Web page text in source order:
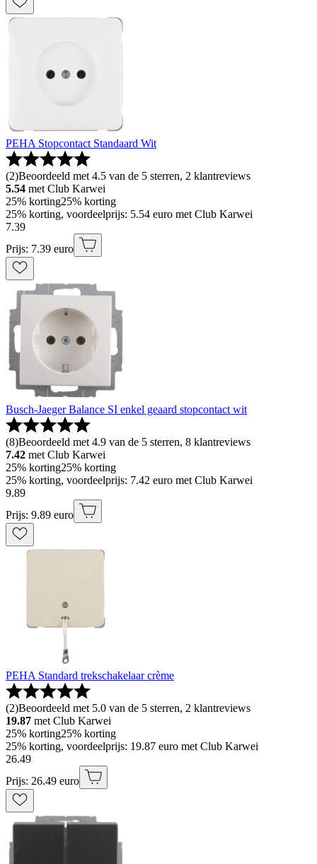
PEHA Stopcontact Standaard Wit
(2)Beoordeeld met 4.5 van de 5 sterren, 2 klantreviews
5.54 met Club Karwei
25% korting25% korting
25% korting, voordeelprijs: 5.54 euro met Club Karwei
7.39
Prijs: 7.39 euro
Busch-Jaeger Balance SI enkel geaard stopcontact wit
(8)Beoordeeld met 4.9 van de 5 sterren, 8 klantreviews
7.42 met Club Karwei
25% korting25% korting
25% korting, voordeelprijs: 7.42 euro met Club Karwei
9.89
Prijs: 9.89 euro
PEHA Standard trekschakelaar crème
(2)Beoordeeld met 5.0 van de 5 sterren, 2 klantreviews
19.87 met Club Karwei
25% korting25% korting
25% korting, voordeelprijs: 19.87 euro met Club Karwei
26.49
Prijs: 26.49 euro